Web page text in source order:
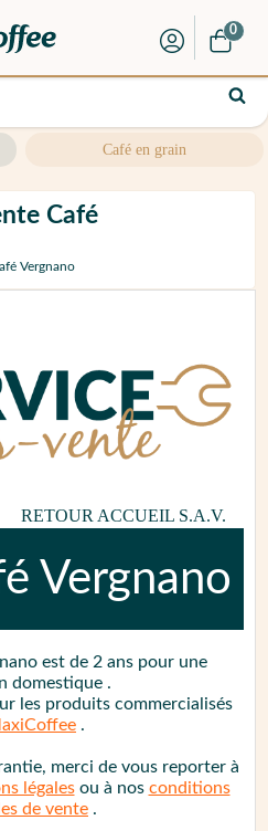
Café en grain
0
Café
Vergnano
RETOUR ACCUEIL S.A.V.
Vergnano
est de 2 ans pour une
domestique .
les produits commercialisés
.
merci de vous reporter à
légalesou à nos conditions
de vente .